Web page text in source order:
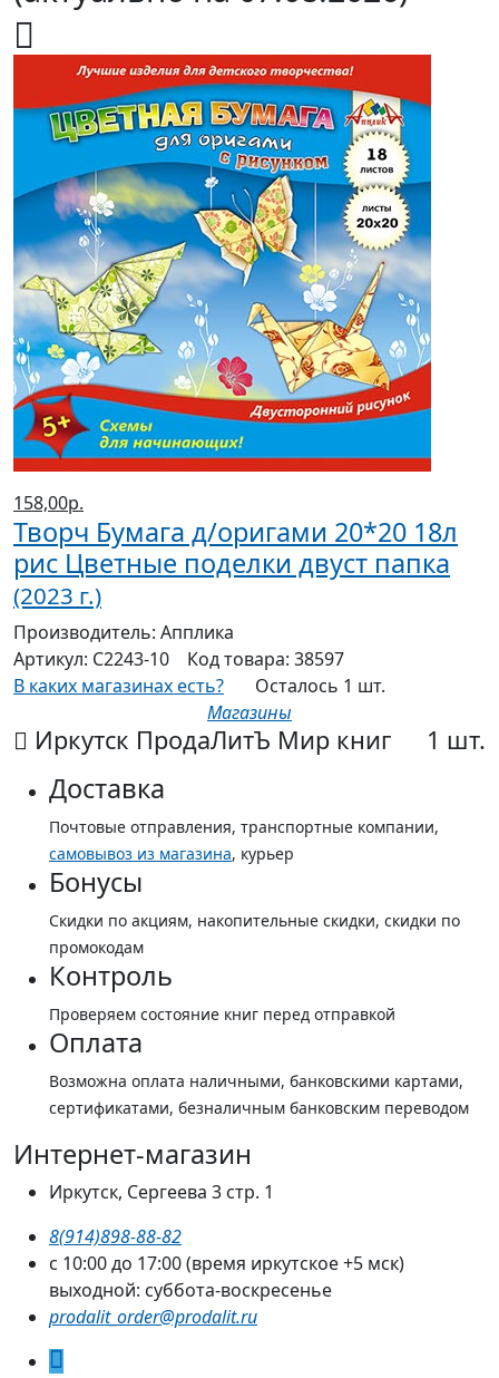
158,00р.
Творч Бумага д/оригами 20*20 18л
рис Цветные поделки двуст папка
(2023 г.)
Производитель: Апплика
Артикул: С2243-10 Код товара: 38597
В каких магазинах есть?
Осталось 1 шт.
Магазины
Иркутск ПродаЛитЪ Мир книг 1 шт.
Доставка
Почтовые отправления, транспортные компании,
самовывоз из магазина, курьер
Бонусы
Скидки по акциям, накопительные скидки, скидки по
промокодам
Контроль
Проверяем состояние книг перед отправкой
Оплата
Возможна оплата наличными, банковскими картами,
сертификатами, безналичным банковским переводом
Интернет-магазин
Иркутск, Сергеева 3 стр. 1
8(914)898-88-82
с 10:00 до 17:00 (время иркутское +5 мск)
выходной: суббота-воскресенье
prodalit_order@prodalit.ru